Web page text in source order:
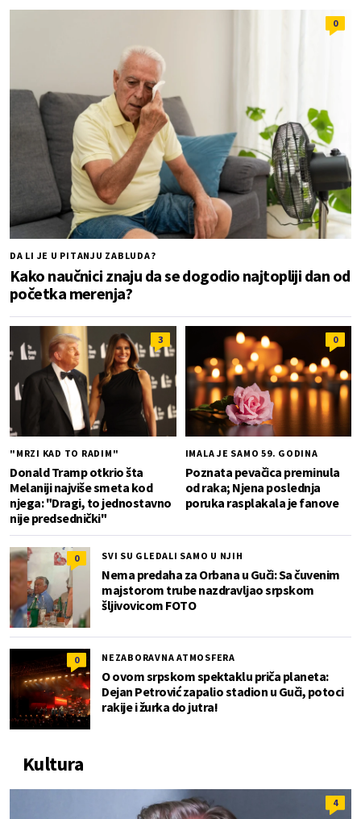
0
DA LI JE U PITANJU ZABLUDA?
Kako naučnici znaju da se dogodio najtopliji dan od
početka merenja?
3
"MRZI KAD TO RADIM"
Donald Tramp otkrio šta
Melaniji najviše smeta kod
njega: "Dragi, to jednostavno
nije predsednički"
0
IMALA JE SAMO 59. GODINA
Poznata pevačica preminula
od raka; Njena poslednja
poruka rasplakala je fanove
0 SVI SU GLEDALI SAMO U NJIH
Nema predaha za Orbana u Guči: Sa čuvenim
majstorom trube nazdravljao srpskom
šljivovicom FOTO
0 NEZABORAVNA ATMOSFERA
O ovom srpskom spektaklu priča planeta:
Dejan Petrović zapalio stadion u Guči, potoci
rakije i žurka do jutra!
Kultura
4